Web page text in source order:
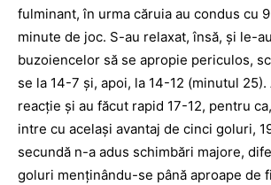
fulminant, în urma căruia au condus cu
minute de joc. S-au relaxat, însă, şi le-
buzoiencelor să se apropie periculos,
se la 14-7 şi, apoi, la 14-12 (minutul 25).
reacţie şi au făcut rapid 17-12, pentru
intre cu acelaşi avantaj de cinci goluri,
secundă n-a adus schimbări majore,
goluri menţinându-se până aproape de